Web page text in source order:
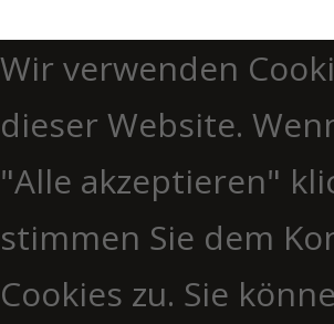
Wir verwenden
dieser Website.
"Alle akzeptieren"
stimmen Sie dem
Cookies zu. Sie